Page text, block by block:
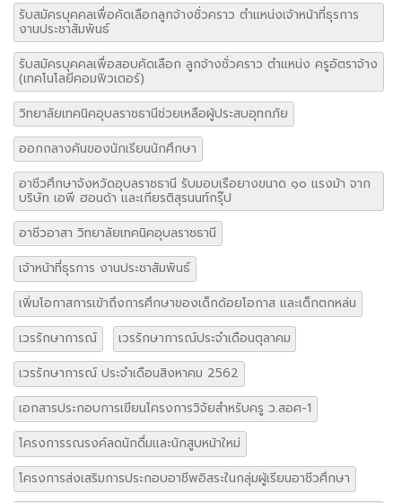
รับสมัครบุคคลเพื่อคัดเลือกลูกจ้างชั่วคราว ตำแหน่งเจ้าหน้าที่ธุรการ
งานประชาสัมพันธ์
รับสมัครบุคคลเพื่อสอบคัดเลือก ลูกจ้างชั่วคราว ตำแหน่ง ครูอัตราจ้าง
(เทคโนโลยีคอมพิวเตอร์)
วิทยาลัยเทคนิคอุบลราชธานีช่วยเหลือผู้ประสบอุทกภัย
ออกกลางคันของนักเรียนนักศึกษา
อาชีวศึกษาจังหวัดอุบลราชธานี รับมอบเรือยางขนาด ๑๐ แรงม้า จาก
บริษัท เอพี ฮอนด้า และเกียรติสุรนนท์กรุ๊ป
อาชีวอาสา วิทยาลัยเทคนิคอุบลราชธานี
เจ้าหน้าที่ธุรการ งานประชาสัมพันธ์
เพิ่มโอกาสการเข้าถึงการศึกษาของเด็กด้อยโอกาส และเด็กตกหล่น
เวรรักษาการณ์
เวรรักษาการณ์ประจำเดือนตุลาคม
เวรรักษาการณ์ ประจำเดือนสิงหาคม 2562
เอกสารประกอบการเขียนโครงการวิจัยสำหรับครู ว.สอศ-1
โครงการรณรงค์ลดนักดื่มและนักสูบหน้าใหม่
โครงการส่งเสริมการประกอบอาชีพอิสระในกลุ่มผู้เรียนอาชีวศึกษา